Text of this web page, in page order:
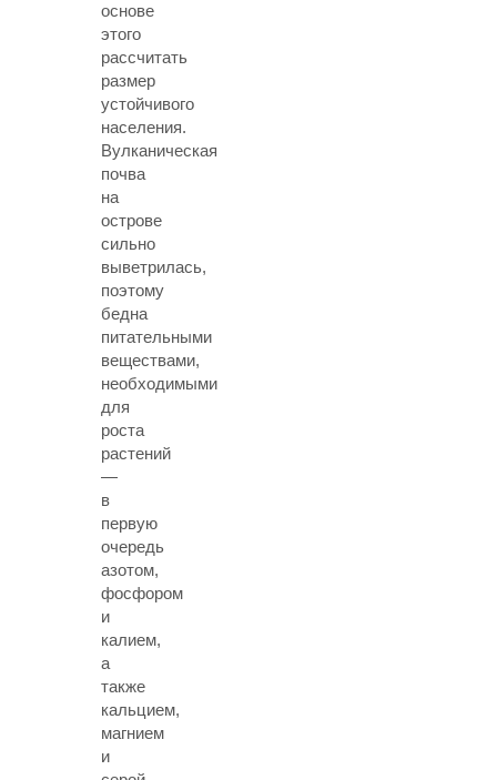
основе
этого
рассчитать
размер
устойчивого
населения.
Вулканическая
почва
на
острове
сильно
выветрилась,
поэтому
бедна
питательными
веществами,
необходимыми
для
роста
растений
—
в
первую
очередь
азотом,
фосфором
и
калием,
а
также
кальцием,
магнием
и